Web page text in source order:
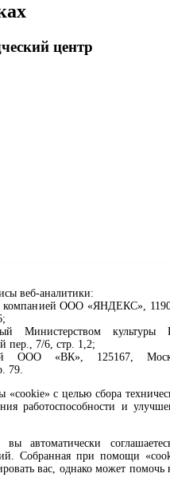
центр
веб-аналитики:
компанией ООО «ЯНДЕКС»,
Министерством культуры
пер., 7/6, стр. 1,2;
ООО «ВК», 125167,
79.
с целью сбора
работоспособности и
вы автоматически
Собранная при помощи
вас, однако может помочь